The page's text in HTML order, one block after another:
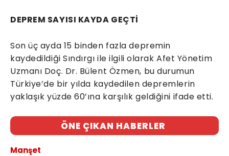
DEPREM SAYISI KAYDA GEÇTİ
Son üç ayda 15 binden fazla depremin
kaydedildiği Sındırgı ile ilgili olarak Afet Yönetim
Uzmanı Doç. Dr. Bülent Özmen, bu durumun
Türkiye’de bir yılda kaydedilen depremlerin
yaklaşık yüzde 60’ına karşılık geldiğini ifade etti.
ÖNE ÇIKAN HABERLER
Manşet